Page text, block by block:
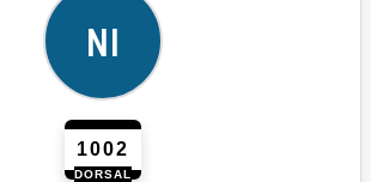
NI
1002
DORSAL